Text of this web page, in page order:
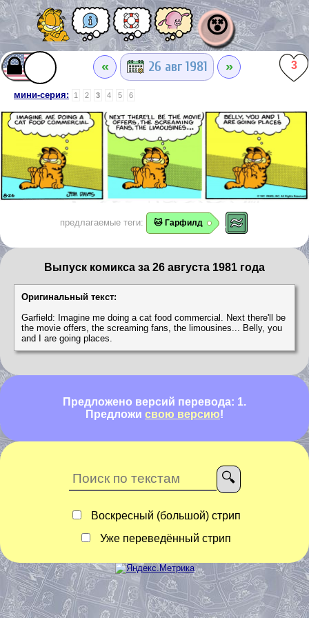
😵
« 26 авг 1981 » 3
мини-серия: 1 2 3 4 5 6
предлагаемые теги: 🐱 Гарфилд
Выпуск комикса за 26 августа 1981 года
Оригинальный текст:
Garfield: Imagine me doing a cat food commercial. Next there'll be
the movie offers, the screaming fans, the limousines... Belly, you
and I are going places.
Предложено версий перевода: 1.
Предложи свою версию!
Воскресный (большой) стрип
Уже переведённый стрип